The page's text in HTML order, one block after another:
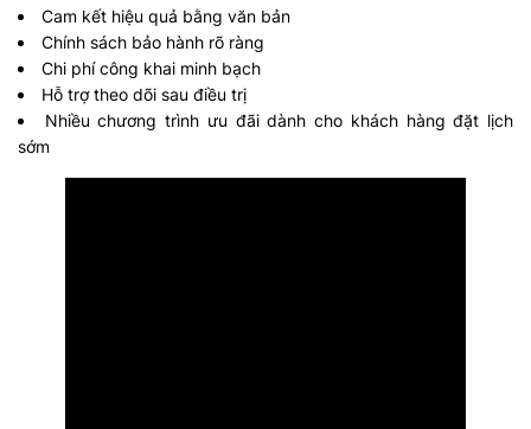
Cam kết hiệu quả bằng văn bản
Chính sách bảo hành rõ ràng
Chi phí công khai minh bạch
Hỗ trợ theo dõi sau điều trị
Nhiều chương trình ưu đãi dành cho khách hàng đặt lịch
sớm